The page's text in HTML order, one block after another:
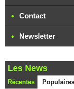
Contact
Newsletter
Les News
Récentes Populaires